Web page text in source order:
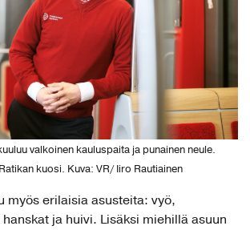
valkoinen kauluspaita ja punainen neule.
kuosi. Kuva: VR/ Iiro Rautiainen
myös erilaisia asusteita: vyö,
ja huivi. Lisäksi miehillä asuun